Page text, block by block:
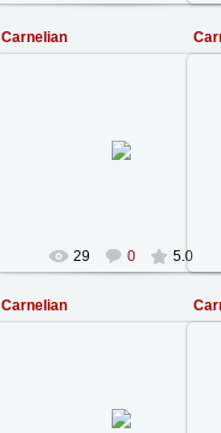
Carnelian
29 0 5.0
Carnelian